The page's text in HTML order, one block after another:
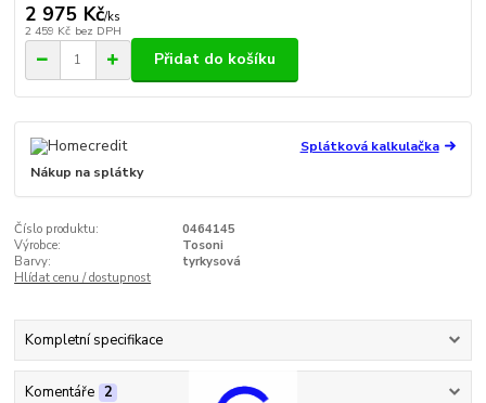
2 975 Kč/ks
2 459 Kč bez DPH
Přidat do košíku
Splátková kalkulačka
Nákup na splátky
Číslo produktu:
0464145
Výrobce:
Tosoni
Barvy:
tyrkysová
Hlídat cenu / dostupnost
Kompletní specifikace
Komentáře 2